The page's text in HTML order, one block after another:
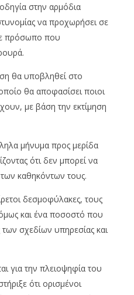
στην αρμόδια
να προχωρήσει σε
πρόσωπο που
θα υποβληθεί στο
θα αποφασίσει ποιοι
με βάση την εκτίμηση
μήνυμα προς μερίδα
ότι δεν μπορεί να
των καθηκόντων τους.
δεσμοφύλακες, τους
και ένα ποσοστό που
των σχεδίων υπηρεσίας και
για την πλειοψηφία του
ότι ορισμένοι